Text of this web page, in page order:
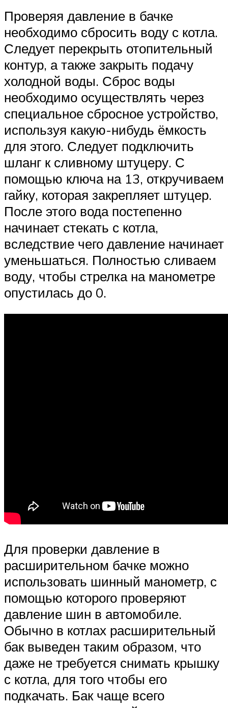
Проверяя давление в бачке
необходимо сбросить воду с котла.
Следует перекрыть отопительный
контур, а также закрыть подачу
холодной воды. Сброс воды
необходимо осуществлять через
специальное сбросное устройство,
используя какую-нибудь ёмкость
для этого. Следует подключить
шланг к сливному штуцеру. С
помощью ключа на 13, откручиваем
гайку, которая закрепляет штуцер.
После этого вода постепенно
начинает стекать с котла,
вследствие чего давление начинает
уменьшаться. Полностью сливаем
воду, чтобы стрелка на манометре
опустилась до 0.
Для проверки давление в
расширительном бачке можно
использовать шинный манометр, с
помощью которого проверяют
давление шин в автомобиле.
Обычно в котлах расширительный
бак выведен таким образом, что
даже не требуется снимать крышку
с котла, для того чтобы его
подкачать. Бак чаще всего